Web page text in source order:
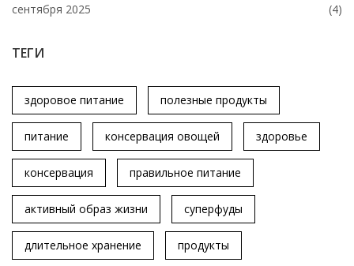
сентября 2025 (4)
ТЕГИ
здоровое питание полезные продукты
питание консервация овощей здоровье
консервация правильное питание
активный образ жизни суперфуды
длительное хранение продукты